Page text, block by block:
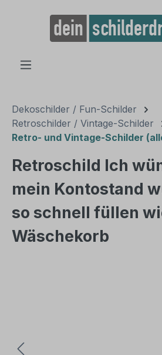
springen
Dekoschilder / Fun-Schilder
Retroschilder / Vintage-Schilder
Retro- und Vintage-Schilder
Retroschild Ich
mein Kontostand
so schnell füllen
Wäschekorb